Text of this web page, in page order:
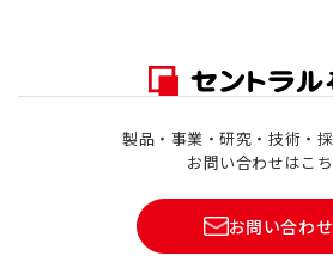
製品・事業・研究・技術・
お問い合わせはこ
お問い合わせ